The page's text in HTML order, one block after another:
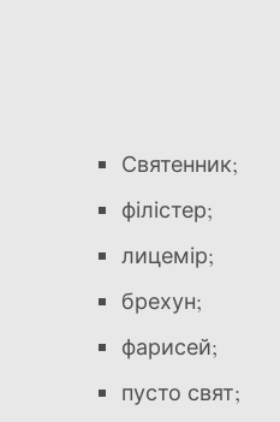
Святенник;
філістер;
лицемір;
брехун;
фарисей;
пусто свят;